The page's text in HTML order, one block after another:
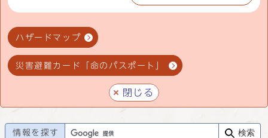
ハザードマップ
災害避難カード「命のパスポート」
閉じる
情報を探す 検索